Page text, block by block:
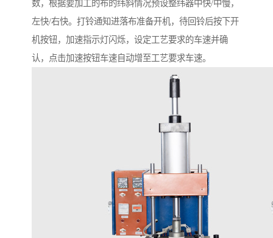
数，根据要加工的布的纬斜情况预设整纬器中快/中慢，
左快/右快。打铃通知进落布准备开机，待回铃后按下开
机按钮，加速指示灯闪烁，设定工艺要求的车速并确
认，点击加速按钮车速自动增至工艺要求车速。